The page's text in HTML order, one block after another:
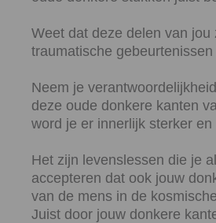
Weet dat deze delen van
traumatische
Neem je
deze oude donkere kanten
word je er innerlijk sterker en
Het zijn levenslessen die je
accepteren dat ook jouw
van de mens in de
Juist door jouw donkere